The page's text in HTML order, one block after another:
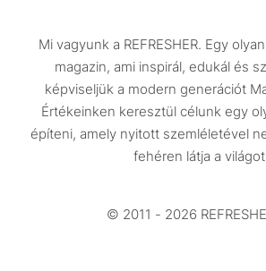
Utazás
Életmód
Design
Beszélgetések
Videó
Mi vagyunk a REFRESHER. Egy
magazin, ami inspirál, edukál és
képviseljük a modern generációt
Értékeinken keresztül célunk egy
építeni, amely nyitott szemléletével
fehéren látja a
© 2011 - 2026